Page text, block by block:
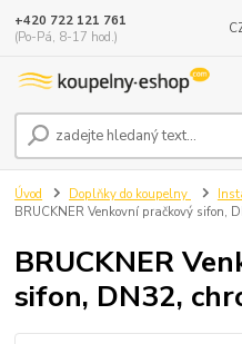
+420 722 121 761
(Po-Pá, 8-17 hod.)
Úvod Doplňky do koupelny
BRUCKNER Venkovní pračkový sifon,
BRUCKNER
sifon, DN32,